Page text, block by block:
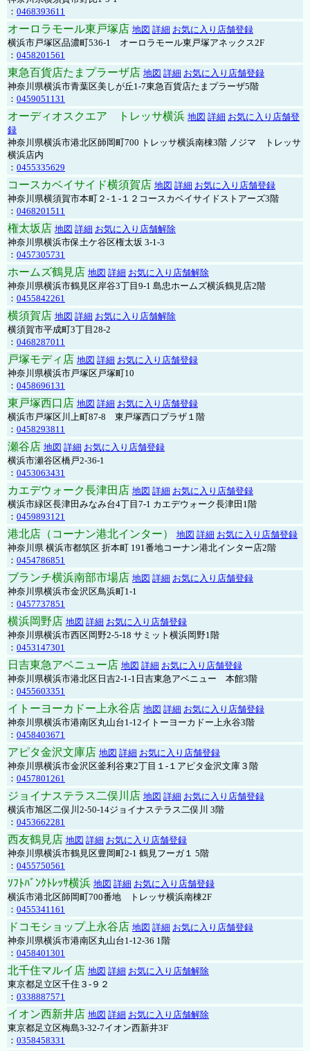
： 0468393611
オーロラモール東戸塚店 地図 詳細 お気に入り店舗登録
横浜市戸塚区品濃町536-1 オーロラモール東戸塚アネックス2F
： 0458201561
東急百貨店たまプラーザ店 地図 詳細 お気に入り店舗登録
神奈川県横浜市青葉区美しが丘1-7東急百貨店たまプラーザ5階
： 0459051131
オーディオスクエア トレッサ横浜 地図 詳細 お気に入り店舗登
録
神奈川県横浜市港北区師岡町700 トレッサ横浜南棟3階 ノジマ トレッサ
横浜店内
： 0455335629
コースカベイサイド横須賀店 地図 詳細 お気に入り店舗登録
神奈川県横須賀市本町２-１-１２コースカベイサイドストアーズ3階
： 0468201511
権太坂店 地図 詳細 お気に入り店舗解除
神奈川県横浜市保土ケ谷区権太坂 3-1-3
： 0457305731
ホームズ鶴見店 地図 詳細 お気に入り店舗解除
神奈川県横浜市鶴見区岸谷3丁目9-1 島忠ホームズ横浜鶴見店2階
： 0455842261
横須賀店 地図 詳細 お気に入り店舗解除
横須賀市平成町3丁目28-2
： 0468287011
戸塚モディ店 地図 詳細 お気に入り店舗登録
神奈川県横浜市戸塚区戸塚町10
： 0458696131
東戸塚西口店 地図 詳細 お気に入り店舗登録
横浜市戸塚区川上町87-8 東戸塚西口プラザ１階
： 0458293811
瀬谷店 地図 詳細 お気に入り店舗登録
横浜市瀬谷区橋戸2-36-1
： 0453063431
カエデウォーク長津田店 地図 詳細 お気に入り店舗登録
横浜市緑区長津田みなみ台4丁目7-1 カエデウォーク長津田1階
： 0459893121
港北店（コーナン港北インター） 地図 詳細 お気に入り店舗登録
神奈川県 横浜市都筑区 折本町 191番地コーナン港北インター店2階
： 0454786851
ブランチ横浜南部市場店 地図 詳細 お気に入り店舗登録
神奈川県横浜市金沢区鳥浜町1-1
： 0457737851
横浜岡野店 地図 詳細 お気に入り店舗登録
神奈川県横浜市西区岡野2-5-18 サミット横浜岡野1階
： 0453147301
日吉東急アベニュー店 地図 詳細 お気に入り店舗登録
神奈川県横浜市港北区日吉2-1-1日吉東急アベニュー 本館3階
： 0455603351
イトーヨーカドー上永谷店 地図 詳細 お気に入り店舗登録
神奈川県横浜市港南区丸山台1-12イトーヨーカドー上永谷3階
： 0458403671
アピタ金沢文庫店 地図 詳細 お気に入り店舗登録
神奈川県横浜市金沢区釜利谷東2丁目１-１アピタ金沢文庫３階
： 0457801261
ジョイナステラス二俣川店 地図 詳細 お気に入り店舗登録
横浜市旭区二俣川2-50-14ジョイナステラス二俣川 3階
： 0453662281
西友鶴見店 地図 詳細 お気に入り店舗登録
神奈川県横浜市鶴見区豊岡町2-1 鶴見フーガ１ 5階
： 0455750561
ｿﾌﾄﾊﾞﾝｸﾄﾚｯｻ横浜 地図 詳細 お気に入り店舗登録
横浜市港北区師岡町700番地 トレッサ横浜南棟2F
： 0455341161
ドコモショップ上永谷店 地図 詳細 お気に入り店舗登録
神奈川県横浜市港南区丸山台1-12-36 1階
： 0458401301
北千住マルイ店 地図 詳細 お気に入り店舗解除
東京都足立区千住３-９２
： 0338887571
イオン西新井店 地図 詳細 お気に入り店舗解除
東京都足立区梅島3-32-7イオン西新井3F
： 0358458331